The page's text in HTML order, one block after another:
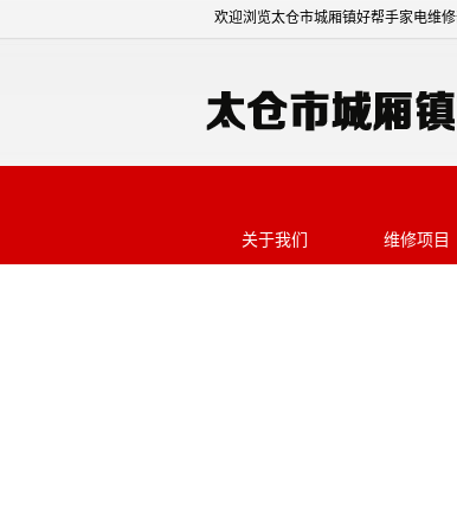
欢迎浏览太仓市城厢
关于我们 维修项目